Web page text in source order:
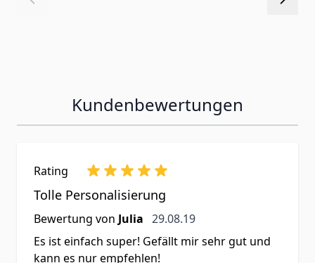
Kundenbewertungen
Rating
Tolle Personalisierung
Bewertung von Julia 29. August 2019
29.08.19
Es ist einfach super! Gefällt mir sehr gut und
kann es nur empfehlen!